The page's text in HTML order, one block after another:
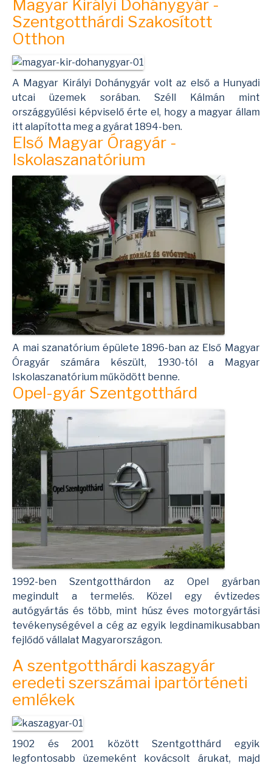
Magyar Királyi Dohánygyár -
Szentgotthárdi Szakosított
Otthon
A Magyar Királyi Dohánygyár volt az első a Hunyadi
utcai üzemek sorában. Széll Kálmán mint
országgyűlési képviselő érte el, hogy a magyar állam
itt alapította meg a gyárat 1894-ben.
Első Magyar Óragyár -
Iskolaszanatórium
A mai szanatórium épülete 1896-ban az Első Magyar
Óragyár számára készült, 1930-tól a Magyar
Iskolaszanatórium működött benne.
Opel-gyár Szentgotthárd
1992-ben Szentgotthárdon az Opel gyárban
megindult a termelés. Közel egy évtizedes
autógyártás és több, mint húsz éves motorgyártási
tevékenységével a cég az egyik legdinamikusabban
fejlődő vállalat Magyarországon.
A szentgotthárdi kaszagyár
eredeti szerszámai ipartörténeti
emlékek
1902 és 2001 között Szentgotthárd egyik
legfontosabb üzemeként kovácsolt árukat, majd